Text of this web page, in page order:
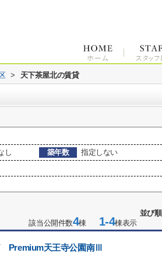
> 天下茶屋北の賃貸
し 築年数
指定しない
並び順
該当公開件数4棟 1-4棟表示
天王寺公園南Ⅲ